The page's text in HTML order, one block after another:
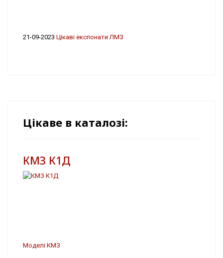
21-09-2023 Цікаві експонати ЛМЗ
Цікаве в каталозі:
КМЗ К1Д
Моделі КМЗ